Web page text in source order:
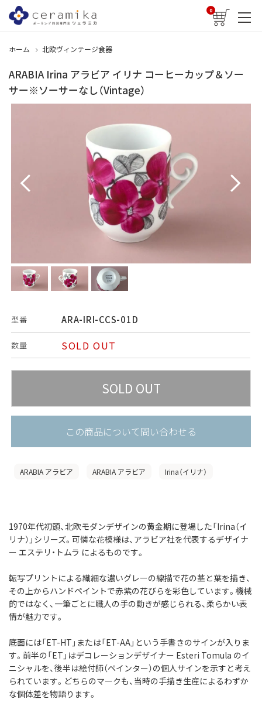
0
ホーム 北欧ヴィンテージ食器
ARABIA Irina アラビア イリナ コーヒーカップ＆ソー
サー※ソーサーなし（Vintage）
型番 ARA-IRI-CCS-01D
数量 SOLD OUT
この商品について問い合わせる
ARABIA アラビア ARABIA アラビア Irina（イリナ）
1970年代初頭、北欧モダンデザインの黄金期に登場した「Irina（イ
リナ）」シリーズ。 可憐な花模様は、アラビア社を代表するデザイナ
ー エステリ・トムラ によるものです。
転写プリントによる繊細な濃いグレーの線描で花の茎と葉を描き、
その上からハンドペイントで赤紫の花びらを彩色しています。 機械
的ではなく、一筆ごとに職人の手の動きが感じられる、柔らかい表
情が魅力です。
底面には「ET-HT」または「ET-AA」という手書きのサインが入りま
す。 前半の「ET」はデコレーションデザイナー Esteri Tomula のイ
ニシャルを、後半は絵付師（ペインター）の個人サインを示すと考え
られています。 どちらのマークも、当時の手描き生産によるわずか
な個体差を物語ります。